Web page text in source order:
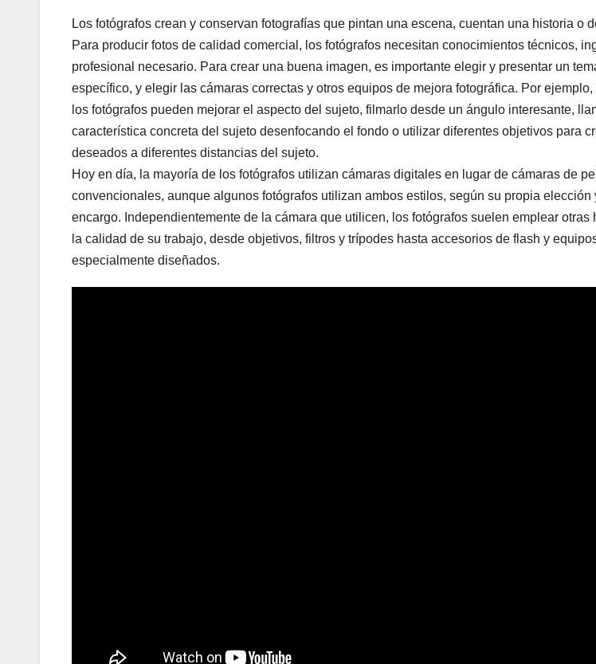
Los fotógrafos crean y conservan fotografías que pintan una escena, cuentan una historia o
Para producir fotos de calidad comercial, los fotógrafos necesitan conocimientos técnicos,
profesional necesario. Para crear una buena imagen, es importante elegir y presentar un
específico, y elegir las cámaras correctas y otros equipos de mejora fotográfica. Por
los fotógrafos pueden mejorar el aspecto del sujeto, filmarlo desde un ángulo interesante,
característica concreta del sujeto desenfocando el fondo o utilizar diferentes objetivos para
deseados a diferentes distancias del sujeto.
Hoy en día, la mayoría de los fotógrafos utilizan cámaras digitales en lugar de cámaras de
convencionales, aunque algunos fotógrafos utilizan ambos estilos, según su propia elección
encargo. Independientemente de la cámara que utilicen, los fotógrafos suelen emplear otras
la calidad de su trabajo, desde objetivos, filtros y trípodes hasta accesorios de flash y
especialmente diseñados.